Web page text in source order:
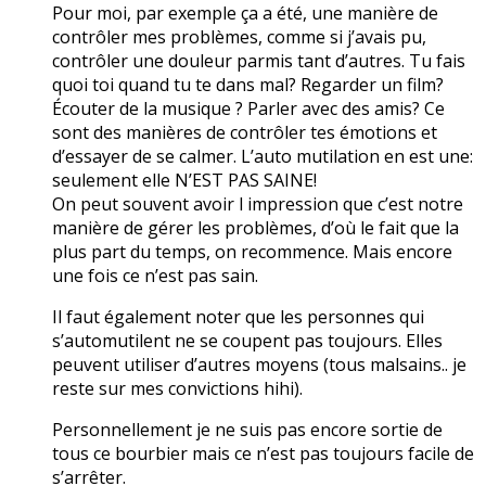
Pour moi, par exemple ça a été, une manière de
contrôler mes problèmes, comme si j’avais pu,
contrôler une douleur parmis tant d’autres. Tu fais
quoi toi quand tu te dans mal? Regarder un film?
Écouter de la musique ? Parler avec des amis? Ce
sont des manières de contrôler tes émotions et
d’essayer de se calmer. L’auto mutilation en est une:
seulement elle N’EST PAS SAINE!
On peut souvent avoir l impression que c’est notre
manière de gérer les problèmes, d’où le fait que la
plus part du temps, on recommence. Mais encore
une fois ce n’est pas sain.
Il faut également noter que les personnes qui
s’automutilent ne se coupent pas toujours. Elles
peuvent utiliser d’autres moyens (tous malsains.. je
reste sur mes convictions hihi).
Personnellement je ne suis pas encore sortie de
tous ce bourbier mais ce n’est pas toujours facile de
s’arrêter.